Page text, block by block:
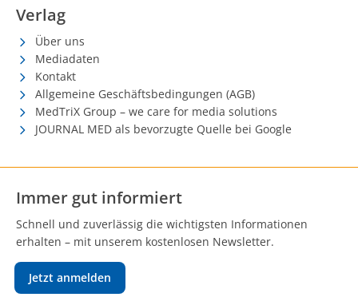
Verlag
Über uns
Mediadaten
Kontakt
Allgemeine Geschäftsbedingungen (AGB)
MedTriX Group – we care for media solutions
JOURNAL MED als bevorzugte Quelle bei Google
Immer gut informiert
Schnell und zuverlässig die wichtigsten Informationen
erhalten – mit unserem kostenlosen Newsletter.
Jetzt anmelden